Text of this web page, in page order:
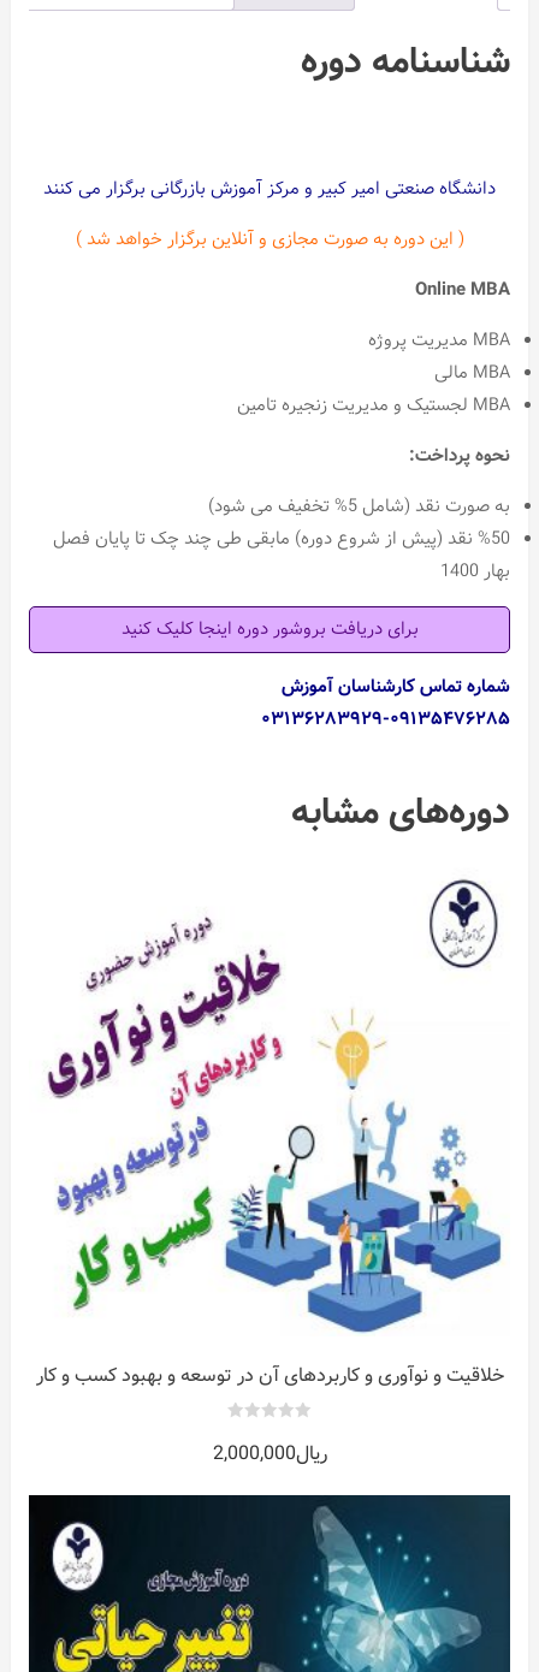
شناسنامه دوره
دانشگاه صنعتی امیر کبیر و مرکز آموزش بازرگانی برگزار می کنند
( این دوره به صورت مجازی و آنلاین برگزار خواهد شد )
Online MBA
MBA مدیریت پروژه
MBA مالی
MBA لجستیک و مدیریت زنجیره تامین
نحوه پرداخت:
به صورت نقد (شامل 5% تخفیف می شود)
%50 نقد (پیش از شروع دوره) مابقی طی چند چک تا پایان فصل
بهار 1400
برای دریافت بروشور دوره اینجا کلیک کنید
شماره تماس کارشناسان آموزش
۰۹۱۳۵۴۷۶۲۸۵-۰۳۱۳۶۲۸۳۹۲۹
دوره‌های مشابه
خلاقیت و نوآوری و کاربردهای آن در توسعه و بهبود کسب و کار
out
of
ریال2,000,000